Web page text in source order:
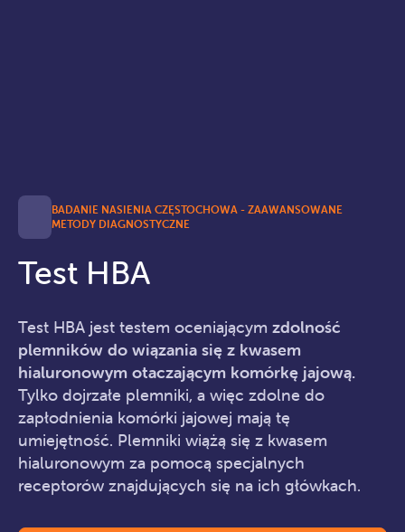
BADANIE NASIENIA CZĘSTOCHOWA - ZAAWANSOWANE
METODY DIAGNOSTYCZNE
Test HBA
Test HBA jest testem oceniającym zdolność
plemników do wiązania się z kwasem
hialuronowym otaczającym komórkę jajową.
Tylko dojrzałe plemniki, a więc zdolne do
zapłodnienia komórki jajowej mają tę
umiejętność. Plemniki wiążą się z kwasem
hialuronowym za pomocą specjalnych
receptorów znajdujących się na ich główkach.